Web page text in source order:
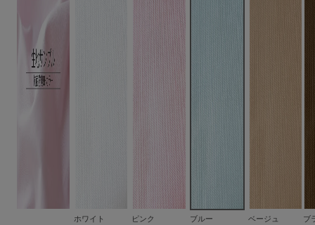
ホワイト ピンク ブルー ベージュ ブ